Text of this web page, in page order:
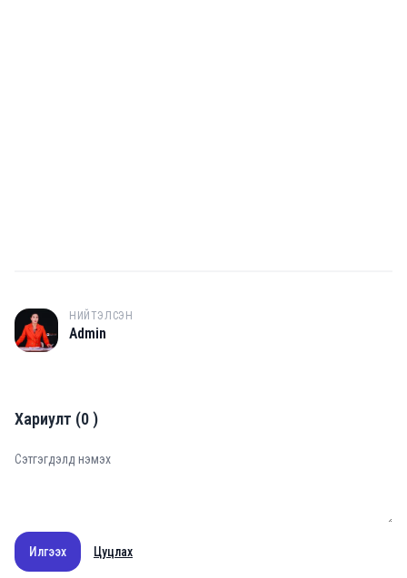
A
НИЙТЭЛСЭН
Admin
Хариулт (0)
Илгээх Цуцлах